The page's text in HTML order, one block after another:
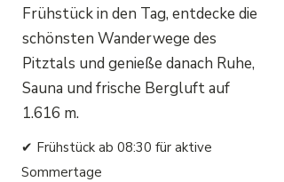
Frühstück in den Tag, entdecke die
schönsten Wanderwege des
Pitztals und genieße danach Ruhe,
Sauna und frische Bergluft auf
1.616 m.
✔ Frühstück ab 08:30 für aktive
Sommertage